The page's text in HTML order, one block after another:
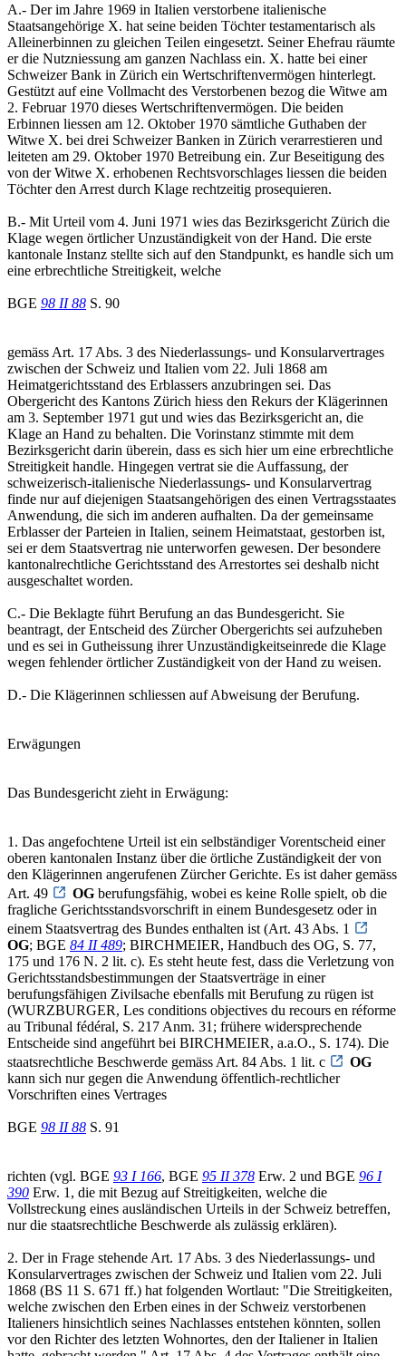
A.- Der im Jahre 1969 in Italien verstorbene italienische
Staatsangehörige X. hat seine beiden Töchter testamentarisch als
Alleinerbinnen zu gleichen Teilen eingesetzt. Seiner Ehefrau räumte
er die Nutzniessung am ganzen Nachlass ein. X. hatte bei einer
Schweizer Bank in Zürich ein Wertschriftenvermögen hinterlegt.
Gestützt auf eine Vollmacht des Verstorbenen bezog die Witwe am
2. Februar 1970 dieses Wertschriftenvermögen. Die beiden
Erbinnen liessen am 12. Oktober 1970 sämtliche Guthaben der
Witwe X. bei drei Schweizer Banken in Zürich verarrestieren und
leiteten am 29. Oktober 1970 Betreibung ein. Zur Beseitigung des
von der Witwe X. erhobenen Rechtsvorschlages liessen die beiden
Töchter den Arrest durch Klage rechtzeitig prosequieren.
B.- Mit Urteil vom 4. Juni 1971 wies das Bezirksgericht Zürich die
Klage wegen örtlicher Unzuständigkeit von der Hand. Die erste
kantonale Instanz stellte sich auf den Standpunkt, es handle sich um
eine erbrechtliche Streitigkeit, welche
BGE 98 II 88 S. 90
gemäss Art. 17 Abs. 3 des Niederlassungs- und Konsularvertrages
zwischen der Schweiz und Italien vom 22. Juli 1868 am
Heimatgerichtsstand des Erblassers anzubringen sei. Das
Obergericht des Kantons Zürich hiess den Rekurs der Klägerinnen
am 3. September 1971 gut und wies das Bezirksgericht an, die
Klage an Hand zu behalten. Die Vorinstanz stimmte mit dem
Bezirksgericht darin überein, dass es sich hier um eine erbrechtliche
Streitigkeit handle. Hingegen vertrat sie die Auffassung, der
schweizerisch-italienische Niederlassungs- und Konsularvertrag
finde nur auf diejenigen Staatsangehörigen des einen Vertragsstaates
Anwendung, die sich im anderen aufhalten. Da der gemeinsame
Erblasser der Parteien in Italien, seinem Heimatstaat, gestorben ist,
sei er dem Staatsvertrag nie unterworfen gewesen. Der besondere
kantonalrechtliche Gerichtsstand des Arrestortes sei deshalb nicht
ausgeschaltet worden.
C.- Die Beklagte führt Berufung an das Bundesgericht. Sie
beantragt, der Entscheid des Zürcher Obergerichts sei aufzuheben
und es sei in Gutheissung ihrer Unzuständigkeitseinrede die Klage
wegen fehlender örtlicher Zuständigkeit von der Hand zu weisen.
D.- Die Klägerinnen schliessen auf Abweisung der Berufung.
Erwägungen
Das Bundesgericht zieht in Erwägung:
1. Das angefochtene Urteil ist ein selbständiger Vorentscheid einer
oberen kantonalen Instanz über die örtliche Zuständigkeit der von
den Klägerinnen angerufenen Zürcher Gerichte. Es ist daher gemäss
Art. 49
OG berufungsfähig, wobei es keine Rolle spielt, ob die
fragliche Gerichtsstandsvorschrift in einem Bundesgesetz oder in
einem Staatsvertrag des Bundes enthalten ist (Art. 43 Abs. 1
OG; BGE 84 II 489; BIRCHMEIER, Handbuch des OG, S. 77,
175 und 176 N. 2 lit. c). Es steht heute fest, dass die Verletzung von
Gerichtsstandsbestimmungen der Staatsverträge in einer
berufungsfähigen Zivilsache ebenfalls mit Berufung zu rügen ist
(WURZBURGER, Les conditions objectives du recours en réforme
au Tribunal fédéral, S. 217 Anm. 31; frühere widersprechende
Entscheide sind angeführt bei BIRCHMEIER, a.a.O., S. 174). Die
staatsrechtliche Beschwerde gemäss Art. 84 Abs. 1 lit. c
OG
kann sich nur gegen die Anwendung öffentlich-rechtlicher
Vorschriften eines Vertrages
BGE 98 II 88 S. 91
richten (vgl. BGE 93 I 166, BGE 95 II 378 Erw. 2 und BGE 96 I
390 Erw. 1, die mit Bezug auf Streitigkeiten, welche die
Vollstreckung eines ausländischen Urteils in der Schweiz betreffen,
nur die staatsrechtliche Beschwerde als zulässig erklären).
2. Der in Frage stehende Art. 17 Abs. 3 des Niederlassungs- und
Konsularvertrages zwischen der Schweiz und Italien vom 22. Juli
1868 (BS 11 S. 671 ff.) hat folgenden Wortlaut: "Die Streitigkeiten,
welche zwischen den Erben eines in der Schweiz verstorbenen
Italieners hinsichtlich seines Nachlasses entstehen könnten, sollen
vor den Richter des letzten Wohnortes, den der Italiener in Italien